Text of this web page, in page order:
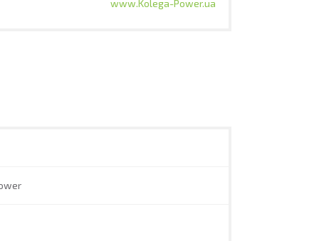
www.Kolega-Power.ua